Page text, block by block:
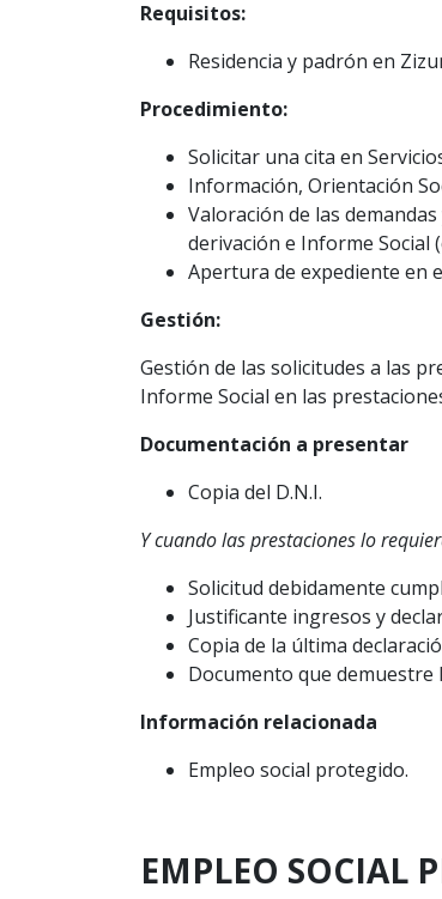
Requisitos:
Residencia y padrón en
Procedimiento:
Solicitar una cita en
Información, Orientación
Valoración de las
derivación e Informe Social
Apertura de expediente en
Gestión:
Gestión de las solicitudes a las
Informe Social en las
Documentación a presentar
Copia del D.N.I.
Y cuando las prestaciones lo
Solicitud debidamente
Justificante ingresos y
Copia de la última
Documento que demuestre
Información relacionada
Empleo social protegido.
EMPLEO SOCIAL